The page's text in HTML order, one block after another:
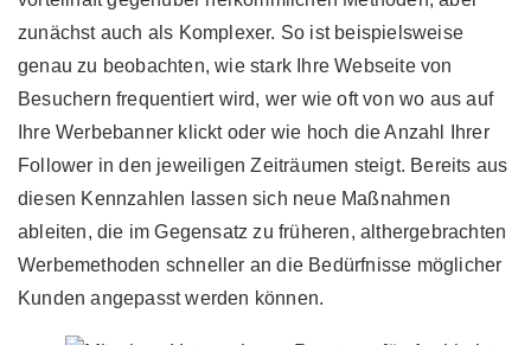
zunächst auch als Komplexer. So ist beispielsweise
genau zu beobachten, wie stark Ihre Webseite von
Besuchern frequentiert wird, wer wie oft von wo aus auf
Ihre Werbebanner klickt oder wie hoch die Anzahl Ihrer
Follower in den jeweiligen Zeiträumen steigt. Bereits aus
diesen Kennzahlen lassen sich neue Maßnahmen
ableiten, die im Gegensatz zu früheren, althergebrachten
Werbemethoden schneller an die Bedürfnisse möglicher
Kunden angepasst werden können.